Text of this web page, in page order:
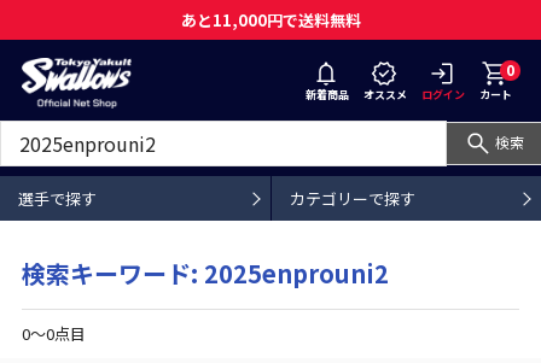
あと11,000円で送料無料
新着商品 オススメ ログイン
0
カート
検索
選手で探す カテゴリーで探す
検索キーワード: 2025enprouni2
0〜0点目